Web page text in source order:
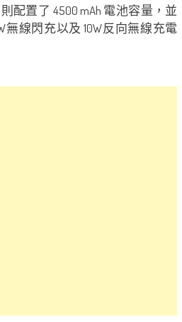
配置了 4500 mAh 電池容量，並
無線閃充以及 10W反向無線充電